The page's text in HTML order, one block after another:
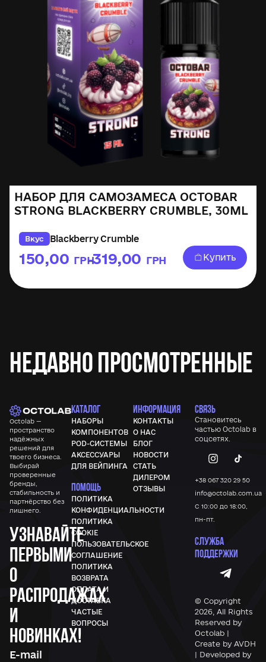
НАБОР ДЛЯ САМОЗАМЕСА OCTOBAR
STRONG BLACKBERRY CRUMBLE, 30ML
Вкус Blackberry Crumble
150,00 ГРН
–319,00 ГРН Купить
Недавно просмотренные
Octolab —
пространство
надёжных
решений для
твоего бизнеса.
Выбирай
проверенные
бренды,
стабильность и
партнёрство без
лишнего.
Узнавайте
первыми
о
распродажах
и
новинках!
КАТАЛОГ
НАБОРЫ
КОМПОНЕНТОВ
POD-СИСТЕМЫ
АКСЕССУАРЫ
ДЛЯ ВЕЙПИНГА
ПОМОЩЬ
ПОЛИТИКА
КОНФИДЕНЦИАЛЬНОСТИ
ПОЛИТИКА
COOKIE
ПОЛЬЗОВАТЕЛЬСКОЕ
СОГЛАШЕНИЕ
ПОЛИТИКА
ВОЗВРАТА
ОПЛАТА И
ДОСТАВКА
ЧАСТЫЕ
ВОПРОСЫ
ИНФОРМАЦИЯ
КОНТАКТЫ
О НАС
БЛОГ
НОВОСТИ
СТАТЬ
ДИЛЕРОМ
ОТЗЫВЫ
СВЯЗЬ
Становитесь
частью Octolab в
соцсетях.
+38 067 320 29 50
info@octolab.com.ua
С 10:00 до 18:00,
пн-пт.
СЛУЖБА
ПОДДЕРЖКИ
© Copyright
2026, All Rights
Reserved by
Octolab |
Create by AVDH
| Developed by